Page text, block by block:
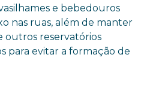
e bebedouros
nas ruas, além de manter
outros reservatórios
para evitar a formação de